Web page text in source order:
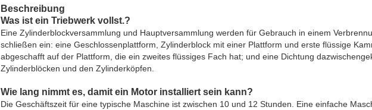
Beschreibung
Was ist ein Triebwerk vollst.?
Eine Zylinderblockversammlung und Hauptversammlung werden für Gebrauch in einem
schließen ein: eine Geschlossenplattform, Zylinderblock mit einer Plattform und erste flüssige
abgeschafft auf der Plattform, die ein zweites flüssiges Fach hat; und eine Dichtung
Zylinderblöcken und den Zylinderköpfen.
Wie lang nimmt es, damit ein Motor installiert sein kann?
Die Geschäftszeit für eine typische Maschine ist zwischen 10 und 12 Stunden. Eine einfache